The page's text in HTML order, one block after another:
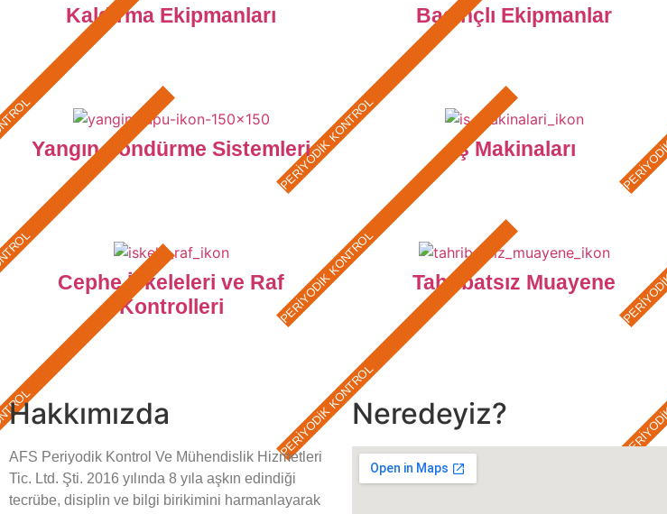
Kaldırma Ekipmanları Basınçlı Ekipmanlar
PERİYODİK KONTROL
Yangın Söndürme Sistemleri İş Makinaları
PERİYODİK KONTROL
Cephe İskeleleri ve Raf
Kontrolleri
Tahribatsız Muayene
PERİYODİK KONTROL
Hakkımızda
AFS Periyodik Kontrol Ve Mühendislik Hizmetleri
Tic. Ltd. Şti. 2016 yılında 8 yıla aşkın edindiği
tecrübe, disiplin ve bilgi birikimini harmanlayarak
Neredeyiz?